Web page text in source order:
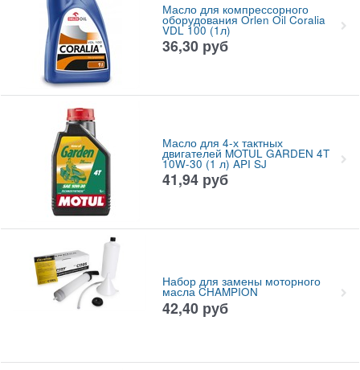
Масло для компрессорного
оборудования Orlen Oil Coralia
VDL 100 (1л)
36,30 руб
Масло для 4-х тактных
двигателей MOTUL GARDEN 4T
10W-30 (1 л) API SJ
41,94 руб
Набор для замены моторного
масла CHAMPION
42,40 руб